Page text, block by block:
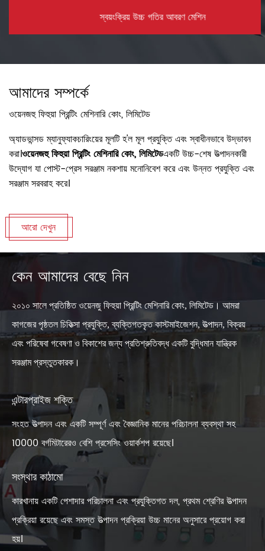
স্বয়ংক্রিয় উচ্চ গতির আবরণ মেশিন
আমাদের সম্পর্কে
ওয়েনজহু ফিহুয়া প্রিন্টিং মেশিনারি কোং, লিমিটেড
অ্যাডভান্সড ম্যানুফ্যাকচারিংয়ের মূলটি হ'ল মূল প্রযুক্তি এবং স্বাধীনভাবে উদ্ভাবন
করা।ওয়েনজহু ফিহুয়া প্রিন্টিং মেশিনারি কোং, লিমিটেডএকটি উচ্চ-শেষ উত্পাদনকারী
উদ্যোগ যা পোস্ট-প্রেস সরঞ্জাম নকশায় মনোনিবেশ করে এবং উন্নত প্রযুক্তি এবং
সরঞ্জাম সরবরাহ করে।
আরো দেখুন
কেন আমাদের বেছে নিন
২০১০ সালে প্রতিষ্ঠিত ওয়েনজু ফিহুয়া প্রিন্টিং মেশিনারি কোং, লিমিটেড। আমরা
কাগজের পৃষ্ঠতল চিকিত্সা প্রযুক্তি, ব্যক্তিগতকৃত কাস্টমাইজেশন, উত্পাদন, বিক্রয়
এবং পরিষেবা গবেষণা ও বিকাশের জন্য প্রতিশ্রুতিবদ্ধ একটি বুদ্ধিমান যান্ত্রিক
সরঞ্জাম প্রস্তুতকারক।
এন্টারপ্রাইজ শক্তি
সংহত উত্পাদন এবং একটি সম্পূর্ণ এবং বৈজ্ঞানিক মানের পরিচালনা ব্যবস্থা সহ
10000 বর্গমিটারেরও বেশি প্রসেসিং ওয়ার্কশপ রয়েছে।
সংস্থার কাঠামো
কারখানায় একটি পেশাদার পরিচালনা এবং প্রযুক্তিগত দল, প্রথম শ্রেণির উত্পাদন
প্রক্রিয়া রয়েছে এবং সমস্ত উত্পাদন প্রক্রিয়া উচ্চ মানের অনুসারে প্রয়োগ করা
হয়।